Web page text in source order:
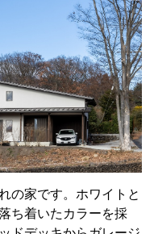
の家です。ホワイトと
ち着いたカラーを採